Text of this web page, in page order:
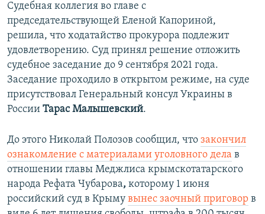
Судебная коллегия во главе с
председательствующей Еленой Капориной,
решила, что ходатайство прокурора подлежит
удовлетворению. Суд принял решение отложить
судебное заседание до 9 сентября 2021 года.
Заседание проходило в открытом режиме, на суде
присутствовал Генеральный консул Украины в
России Тарас Малышевский.
До этого Николай Полозов сообщил, что закончил
ознакомление с материалами уголовного дела в
отношении главы Меджлиса крымскотатарского
народа Рефата Чубарова, которому 1 июня
российский суд в Крыму вынес заочный приговор в